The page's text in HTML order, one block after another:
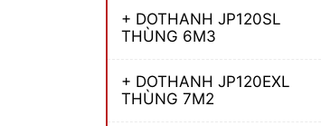
+ DOTHANH JP120SL
THÙNG 6M3
+ DOTHANH JP120EXL
THÙNG 7M2